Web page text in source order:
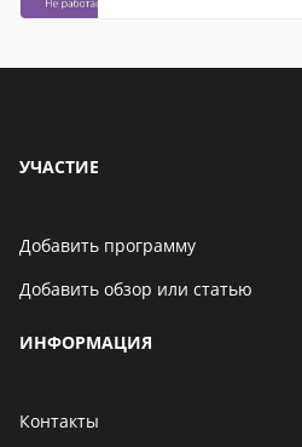
УЧАСТИЕ
Добавить программу
Добавить обзор или статью
ИНФОРМАЦИЯ
Контакты